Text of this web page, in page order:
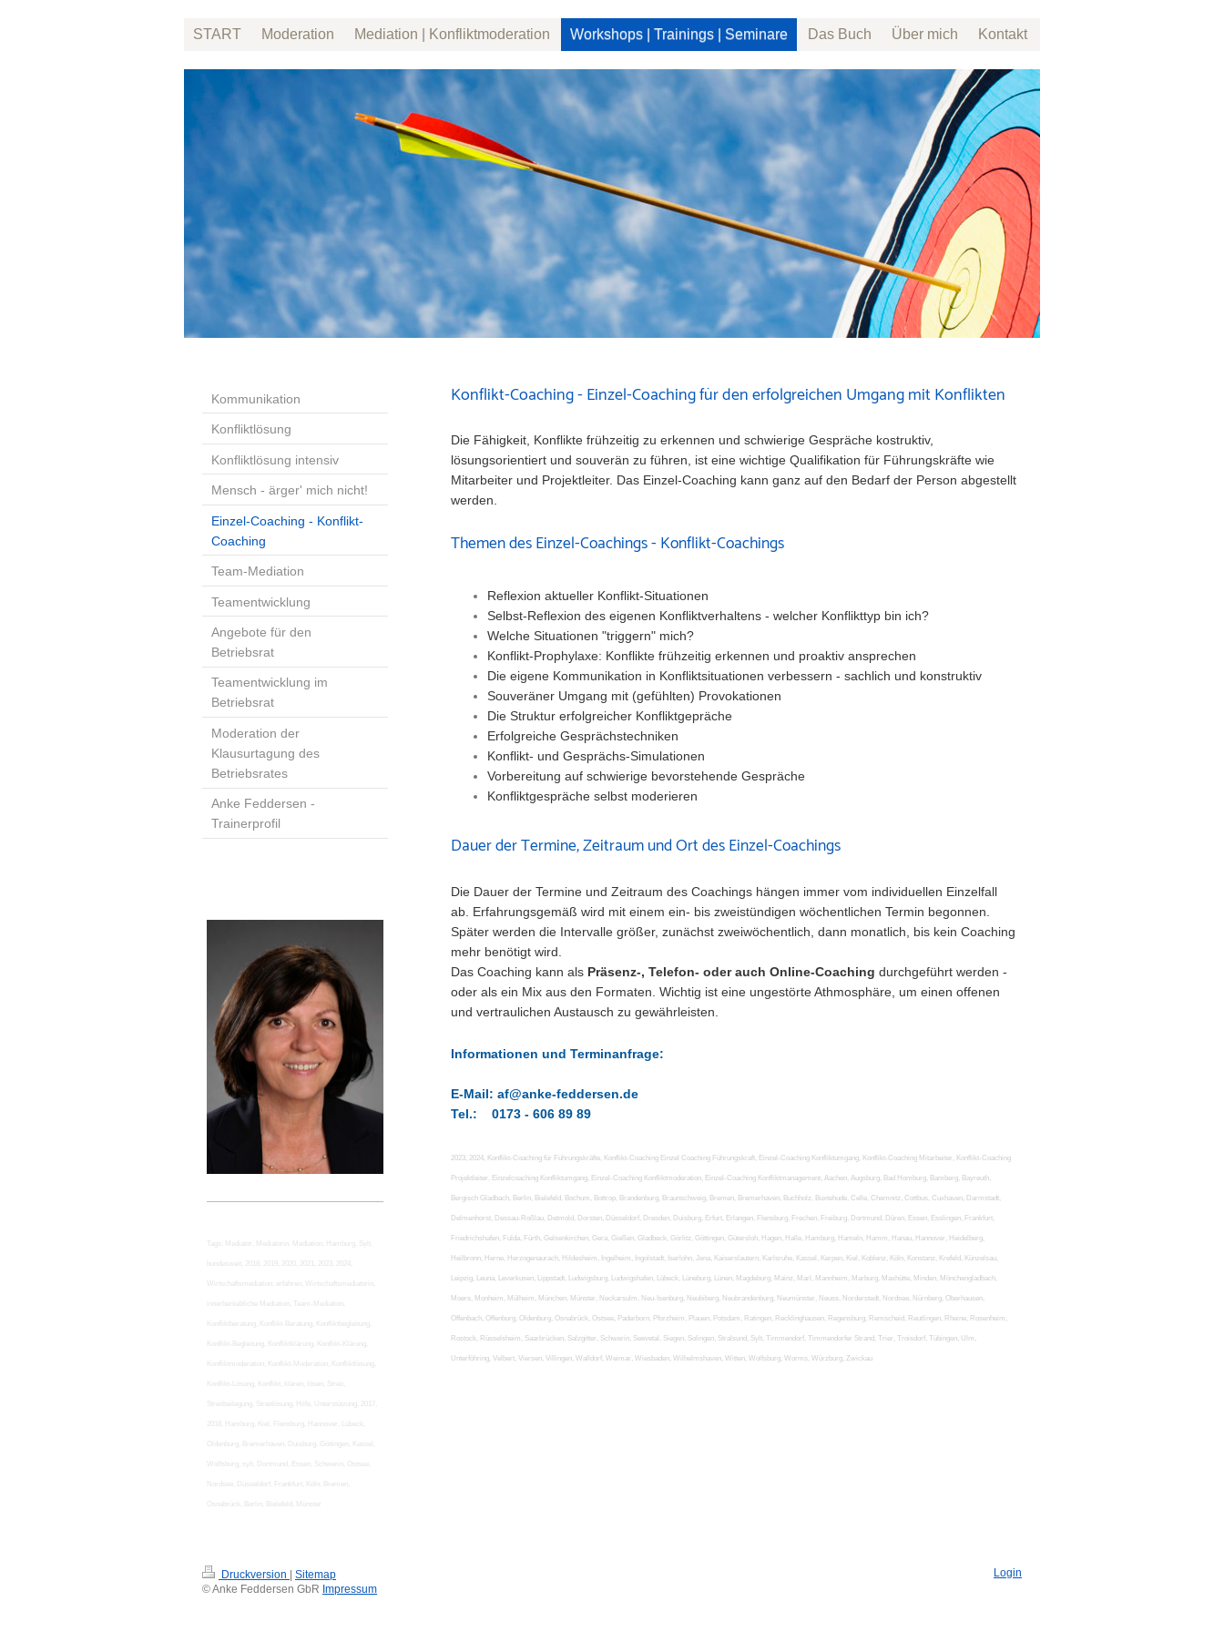
START Moderation Mediation | Konfliktmoderation Workshops | Trainings | Seminare Das Buch Über mich Kontakt
Konflikt-Coaching - Einzel-Coaching für den erfolgreichen Umgang mit Konflikten
Die Fähigkeit, Konflikte frühzeitig zu erkennen und schwierige Gespräche kostruktiv,
lösungsorientiert und souverän zu führen, ist eine wichtige Qualifikation für Führungskräfte wie
Mitarbeiter und Projektleiter. Das Einzel-Coaching kann ganz auf den Bedarf der Person abgestellt
werden.
Themen des Einzel-Coachings - Konflikt-Coachings
Reflexion aktueller Konflikt-Situationen
Selbst-Reflexion des eigenen Konfliktverhaltens - welcher Konflikttyp bin ich?
Welche Situationen "triggern" mich?
Konflikt-Prophylaxe: Konflikte frühzeitig erkennen und proaktiv ansprechen
Die eigene Kommunikation in Konfliktsituationen verbessern - sachlich und konstruktiv
Souveräner Umgang mit (gefühlten) Provokationen
Die Struktur erfolgreicher Konfliktgepräche
Erfolgreiche Gesprächstechniken
Konflikt- und Gesprächs-Simulationen
Vorbereitung auf schwierige bevorstehende Gespräche
Konfliktgespräche selbst moderieren
Dauer der Termine, Zeitraum und Ort des Einzel-Coachings
Die Dauer der Termine und Zeitraum des Coachings hängen immer vom individuellen Einzelfall
ab. Erfahrungsgemäß wird mit einem ein- bis zweistündigen wöchentlichen Termin begonnen.
Später werden die Intervalle größer, zunächst zweiwöchentlich, dann monatlich, bis kein Coaching
mehr benötigt wird.
Das Coaching kann als Präsenz-, Telefon- oder auch Online-Coaching durchgeführt werden -
oder als ein Mix aus den Formaten. Wichtig ist eine ungestörte Athmosphäre, um einen offenen
und vertraulichen Austausch zu gewährleisten.
Informationen und Terminanfrage:
E-Mail: af@anke-feddersen.de
Tel.: 0173 - 606 89 89
2023, 2024, Konflikt-Coaching für Führungskräfte, Konflikt-Coaching Einzel Coaching Führungskraft, Einzel-Coaching Konfliktumgang, Konflikt-Coaching Mitarbeiter, Konflikt-Coaching
Projektleiter, Einzelcoaching Konfliktumgang, Einzel-Coaching Konfliktmoderation, Einzel-Coaching Konfliktmanagement, Aachen, Augsburg, Bad Homburg, Bamberg, Bayreuth,
Bergisch Gladbach, Berlin, Bielefeld, Bochum, Bottrop, Brandenburg, Braunschweig, Bremen, Bremerhaven, Buchholz, Buxtehude, Celle, Chemnitz, Cottbus, Cuxhaven, Darmstadt,
Delmenhorst, Dessau-Roßlau, Detmold, Dorsten, Düsseldorf, Dresden, Duisburg, Erfurt, Erlangen, Flensburg, Frechen, Freiburg, Dortmund, Düren, Essen, Esslingen, Frankfurt,
Friedrichshafen, Fulda, Fürth, Gelsenkirchen, Gera, Gießen, Gladbeck, Görlitz, Göttingen, Gütersloh, Hagen, Halle, Hamburg, Hameln, Hamm, Hanau, Hannover, Heidelberg,
Heilbronn, Herne, Herzogenaurach, Hildesheim, Ingelheim, Ingolstadt, Iserlohn, Jena, Kaiserslautern, Karlsruhe, Kassel, Kerpen, Kiel, Koblenz, Köln, Konstanz, Krefeld, Künzelsau,
Leipzig, Leuna, Leverkusen, Lippstadt, Ludwigsburg, Ludwigshafen, Lübeck, Lüneburg, Lünen, Magdeburg, Mainz, Marl, Mannheim, Marburg, Maxhütte, Minden, Mönchengladbach,
Moers, Monheim, Mülheim, München, Münster, Neckarsulm, Neu-Isenburg, Neubiberg, Neubrandenburg, Neumünster, Neuss, Norderstedt, Nordsee, Nürnberg, Oberhausen,
Offenbach, Offenburg, Oldenburg, Osnabrück, Ostsee, Paderborn, Pforzheim, Plauen, Potsdam, Ratingen, Recklinghausen, Regensburg, Remscheid, Reutlingen, Rheine, Rosenheim,
Rostock, Rüsselsheim, Saarbrücken, Salzgitter, Schwerin, Seevetal, Siegen, Solingen, Stralsund, Sylt, Timmendorf, Timmendorfer Strand, Trier, Troisdorf, Tübingen, Ulm,
Unterföhring, Velbert, Viersen, Villingen, Walldorf, Weimar, Wiesbaden, Wilhelmshaven, Witten, Wolfsburg, Worms, Würzburg, Zwickau
Kommunikation
Konfliktlösung
Konfliktlösung intensiv
Mensch - ärger' mich nicht!
Einzel-Coaching - Konflikt-
Coaching
Team-Mediation
Teamentwicklung
Angebote für den
Betriebsrat
Teamentwicklung im
Betriebsrat
Moderation der
Klausurtagung des
Betriebsrates
Anke Feddersen -
Trainerprofil
bundesweit, 2018, 2019, 2020, 2021, 2023, 2024,
Wirtschaftsmediation, erfahren, Wirtschaftsmediatorin,
Streitbeilegung, Streitlösung, Hilfe, Unterstützung, 2017,
Wolfsburg, sylt, Dortmund, Essen, Schwerin, Ostsee,
Druckversion
Sitemap
© Anke Feddersen GbR Impressum
Login